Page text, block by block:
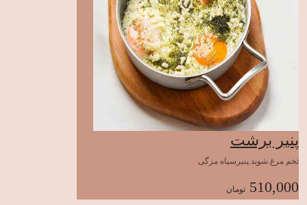
پنیر برشت
تخم مرغ.شوید.پنیرسیاه مزگی
510,000 تومان